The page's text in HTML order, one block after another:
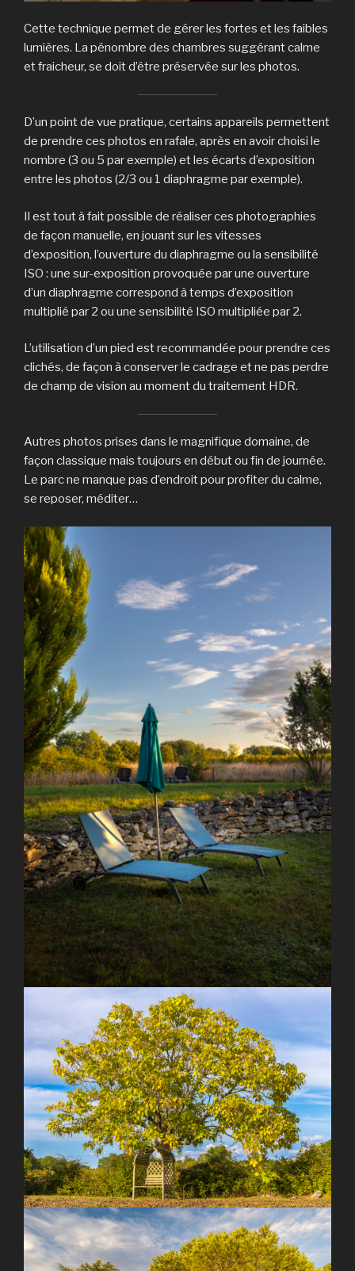
Cette technique permet de gérer les fortes et les faibles
lumières. La pénombre des chambres suggérant calme
et fraicheur, se doit d’être préservée sur les photos.
D’un point de vue pratique, certains appareils permettent
de prendre ces photos en rafale, après en avoir choisi le
nombre (3 ou 5 par exemple) et les écarts d’exposition
entre les photos (2/3 ou 1 diaphragme par exemple).
Il est tout à fait possible de réaliser ces photographies
de façon manuelle, en jouant sur les vitesses
d’exposition, l’ouverture du diaphragme ou la sensibilité
ISO : une sur-exposition provoquée par une ouverture
d’un diaphragme correspond à temps d’exposition
multiplié par 2 ou une sensibilité ISO multipliée par 2.
L’utilisation d’un pied est recommandée pour prendre ces
clichés, de façon à conserver le cadrage et ne pas perdre
de champ de vision au moment du traitement HDR.
Autres photos prises dans le magnifique domaine, de
façon classique mais toujours en début ou fin de journée.
Le parc ne manque pas d’endroit pour profiter du calme,
se reposer, méditer…